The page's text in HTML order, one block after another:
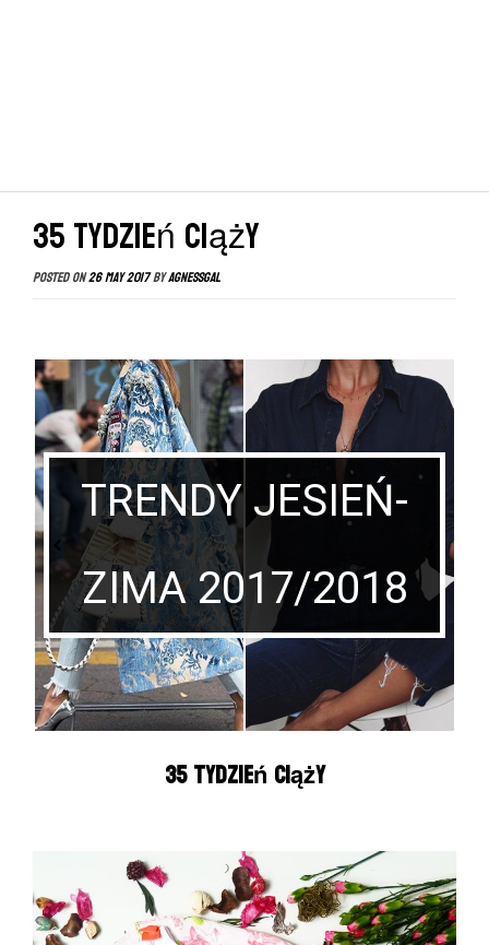
35 tydzień ciąży
Posted on26 May 2017byagnessgal
TRENDY JESIEŃ-
ZIMA 2017/2018
35 tydzień ciąży